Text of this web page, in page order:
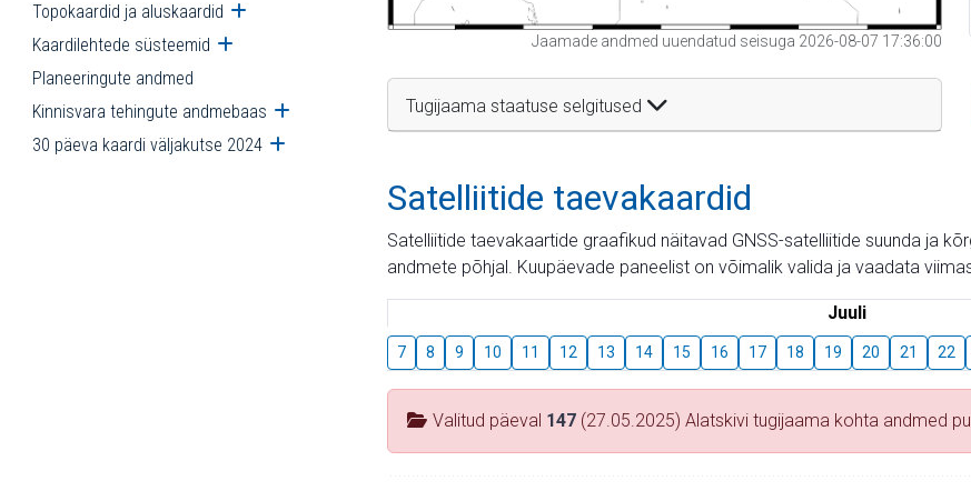
Topokaardid ja aluskaardid Ava alammenüü
Kaardilehtede süsteemid Ava alammenüü
Planeeringute andmed
Kinnisvara tehingute andmebaas Ava alammenüü
30 päeva kaardi väljakutse 2024 Ava alammenüü
Jaamade andmed uuendatud seisuga 2026-08-07 17:36:00
Tugijaama staatuse selgitused
Satelliitide taevakaardid
Satelliitide taevakaartide graafikud näitavad GNSS-satelliitide suunda ja
andmete põhjal. Kuupäevade paneelist on võimalik valida ja vaadata
Juuli
7 8 9 10 11 12 13 14 15 16 17 18 19 20 21 22
Valitud päeval 147 (27.05.2025) Alatskivi tugijaama kohta andmed